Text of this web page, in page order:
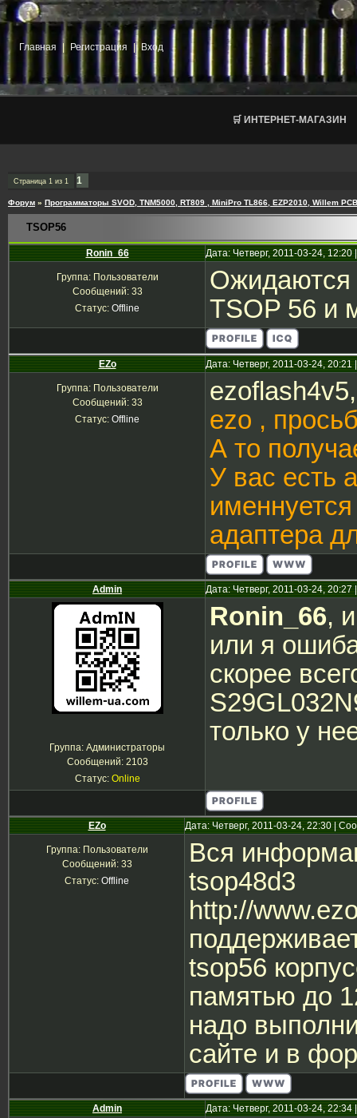
Главная Регистрация | Вход
🛒 ИНТЕРНЕТ-МАГАЗИН
Страница 1 из 1 1
Форум » Программаторы SVOD, TNM5000, RT809 , MiniPro TL866, EZP2010, Willem
TSOP56
Ronin_66 Дата: Четверг, 2011-03-24,
Группа: Пользователи
Сообщений: 33
Статус: Offline
Ожидаются
TSOP 56 и
EZo Дата: Четверг, 2011-03-24,
Группа: Пользователи
Сообщений: 33
Статус: Offline
ezo ,
А то
У вас есть
адаптера
Admin Дата: Четверг, 2011-03-24,
Группа: Администраторы
Сообщений: 2103
Статус: Online
Ronin_66,
или я
скорее
только у
EZo Дата: Четверг, 2011-03-24, 22:30 |
Группа: Пользователи
Сообщений: 33
Статус: Offline
Вся
tsop48d3
http://
tsop56
памятью до
надо
сайте и в
Admin Дата: Четверг, 2011-03-24,